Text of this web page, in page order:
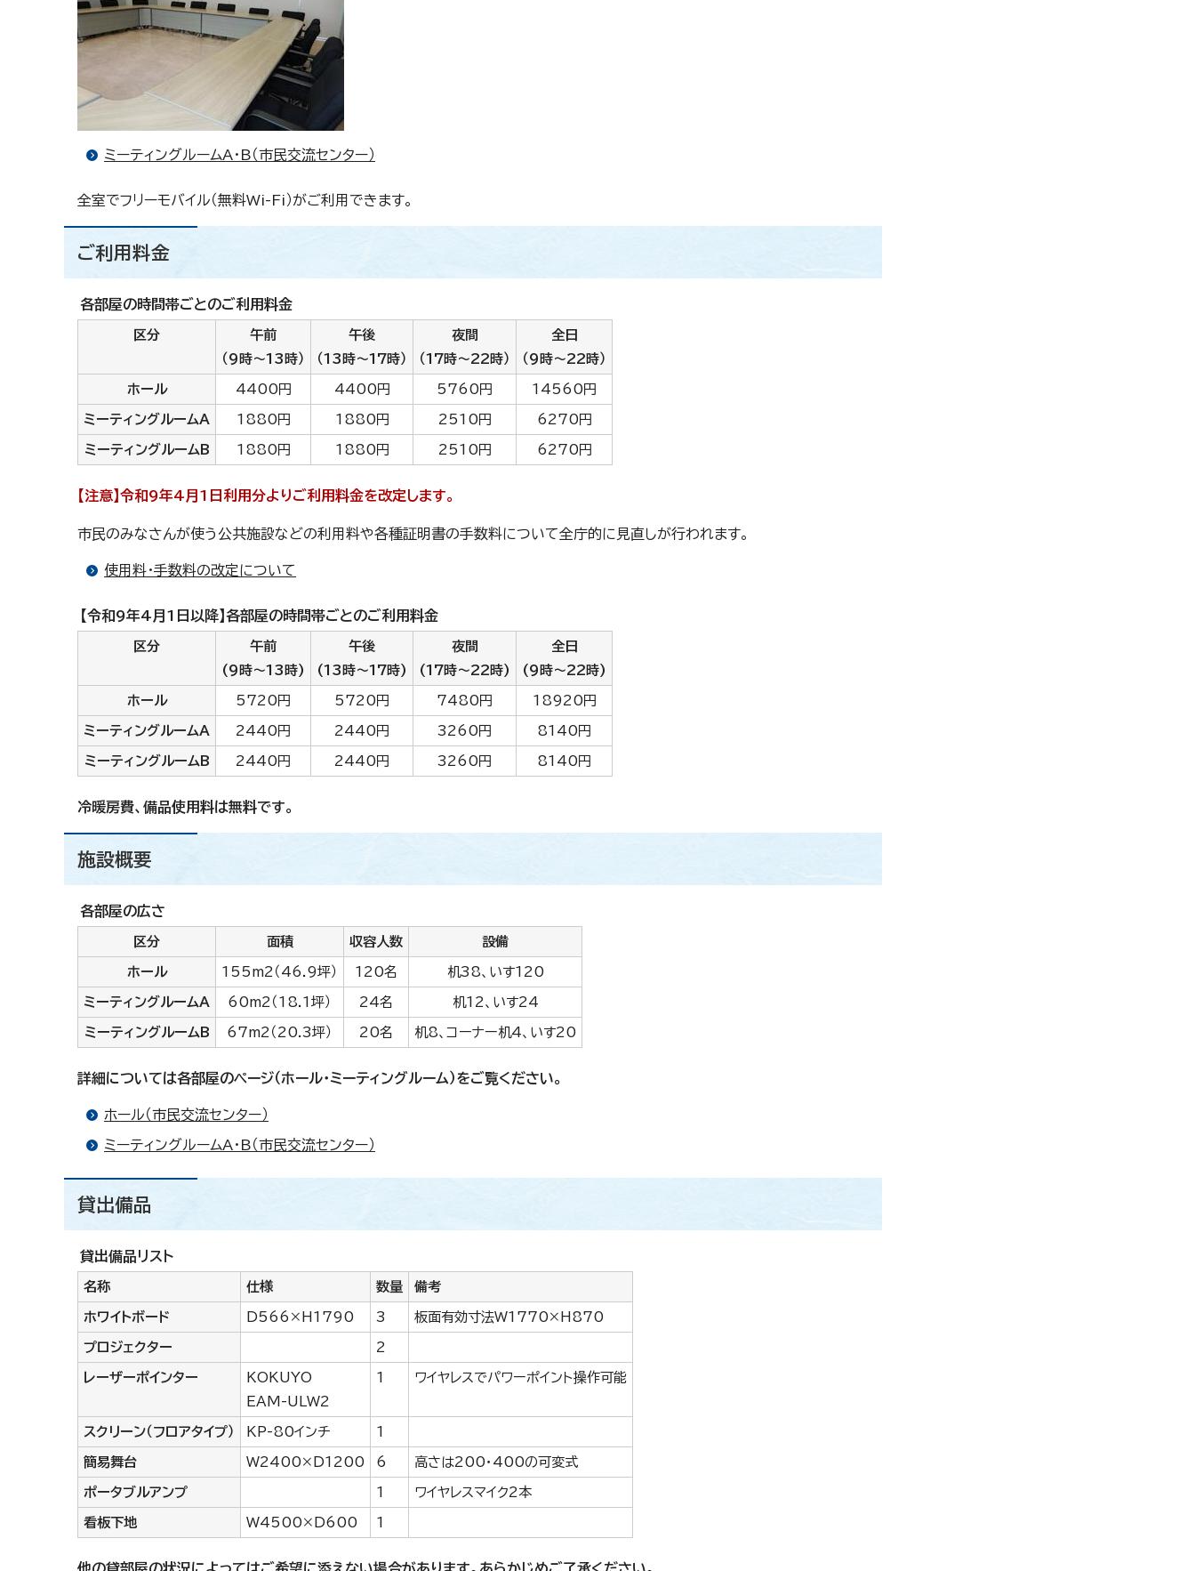
ミーティングルームA・B（市民交流センター）
全室でフリーモバイル（無料Wi-Fi）がご利用できます。
ご利用料金
各部屋の時間帯ごとのご利用料金
区分
午前
（9時～13時）
午後
（13時～17時）
夜間
（17時～22時）
全日
（9時～22時）
ホール 4400円 4400円 5760円 14560円
ミーティングルームA 1880円 1880円 2510円 6270円
ミーティングルームB 1880円 1880円 2510円 6270円
【注意】令和9年4月1日利用分よりご利用料金を改定します。
市民のみなさんが使う公共施設などの利用料や各種証明書の手数料について全庁的に見直しが行われます。
使用料・手数料の改定について
【令和9年4月1日以降】各部屋の時間帯ごとのご利用料金
区分
午前
(9時～13時)
午後
(13時～17時)
夜間
(17時～22時)
全日
(9時～22時)
ホール 5720円 5720円 7480円 18920円
ミーティングルームA 2440円 2440円 3260円 8140円
ミーティングルームB 2440円 2440円 3260円 8140円
冷暖房費、備品使用料は無料です。
施設概要
各部屋の広さ
区分 面積 収容人数 設備
ホール 155m2（46.9坪） 120名 机38、いす120
ミーティングルームA 60m2（18.1坪） 24名 机12、いす24
ミーティングルームB 67m2（20.3坪） 20名 机8、コーナー机4、いす20
詳細については各部屋のページ（ホール・ミーティングルーム）をご覧ください。
ホール（市民交流センター）
ミーティングルームA・B（市民交流センター）
貸出備品
貸出備品リスト
名称 仕様 数量 備考
ホワイトボード D566×H1790 3 板面有効寸法W1770×H870
プロジェクター 2
レーザーポインター
KOKUYO
EAM-ULW2
1 ワイヤレスでパワーポイント操作可能
スクリーン（フロアタイプ） KP-80インチ 1
簡易舞台 W2400×D1200 6 高さは200・400の可変式
ポータブルアンプ 1 ワイヤレスマイク2本
看板下地 W4500×D600 1